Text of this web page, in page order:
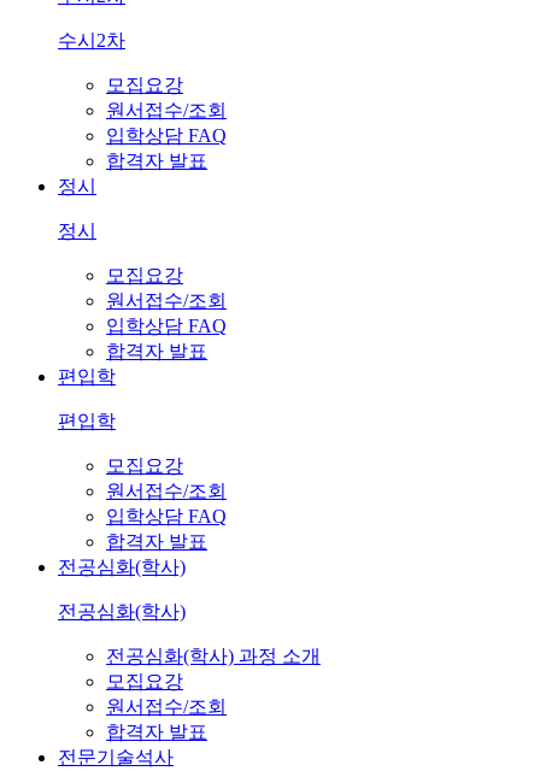
수시2차
모집요강
원서접수/조회
입학상담 FAQ
합격자 발표
정시
정시
모집요강
원서접수/조회
입학상담 FAQ
합격자 발표
편입학
편입학
모집요강
원서접수/조회
입학상담 FAQ
합격자 발표
전공심화(학사)
전공심화(학사)
전공심화(학사) 과정 소개
모집요강
원서접수/조회
합격자 발표
전문기술석사